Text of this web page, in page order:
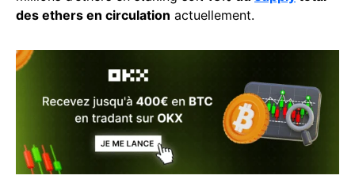
des ethers en circulation actuellement.